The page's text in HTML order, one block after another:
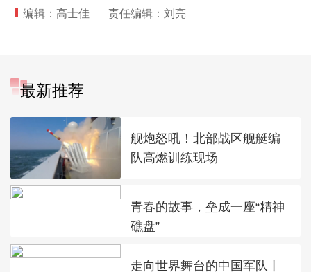
编辑：高士佳 责任编辑：刘亮
最新推荐
舰炮怒吼！北部战区舰艇编
队高燃训练现场
青春的故事，垒成一座“精神
礁盘”
走向世界舞台的中国军队丨